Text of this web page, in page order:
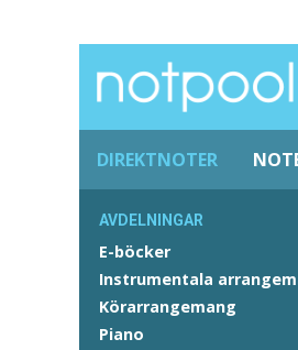
DIREKTNOTER
AVDELNINGAR
E-böcker
Instrumentala
Körarrangemang
Piano